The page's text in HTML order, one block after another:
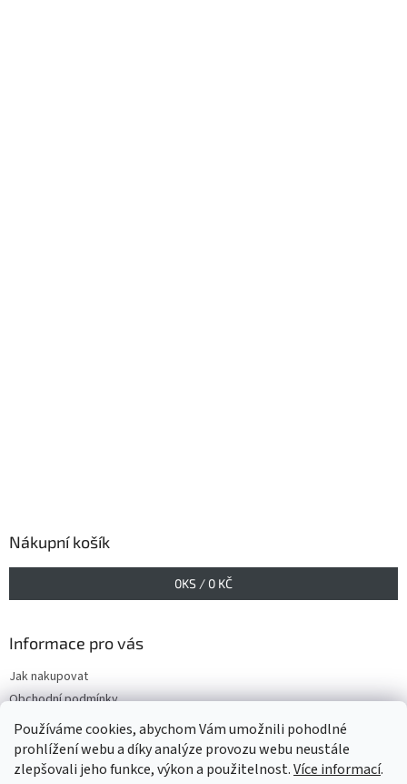
Používáme cookies, abychom Vám umožnili pohodlné
prohlížení webu a díky analýze provozu webu neustále
zlepšovali jeho funkce, výkon a použitelnost.Více informací.
Nákupní košík
0KS / 0 KČ
Informace pro vás
Jak nakupovat
Obchodní podmínky
Podmínky ochrany osobních údajů